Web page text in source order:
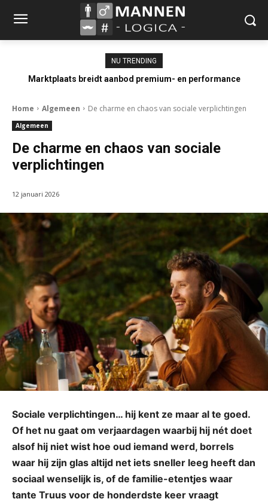
NU TRENDING
Marktplaats breidt aanbod premium- en performance
Home Algemeen De charme en chaos van sociale verplichtingen
Algemeen
De charme en chaos van sociale
verplichtingen
12 januari 2026
Sociale verplichtingen… hij kent ze maar al te goed.
Of het nu gaat om verjaardagen waarbij hij nét doet
alsof hij niet wist hoe oud iemand werd, borrels
waar hij zijn glas altijd net iets sneller leeg heeft dan
sociaal wenselijk is, of de familie-etentjes waar
tante Truus voor de honderdste keer vraagt